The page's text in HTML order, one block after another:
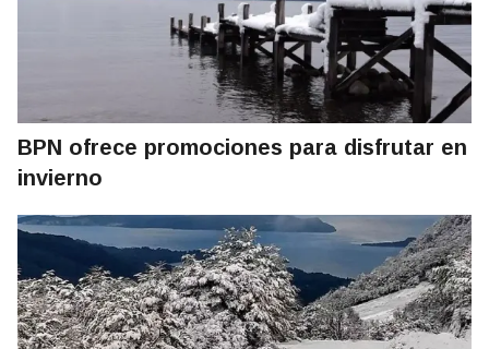
BPN ofrece promociones para disfrutar en
invierno